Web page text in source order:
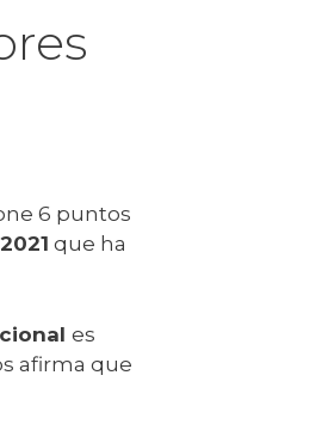
6 puntos
que ha
es
afirma que